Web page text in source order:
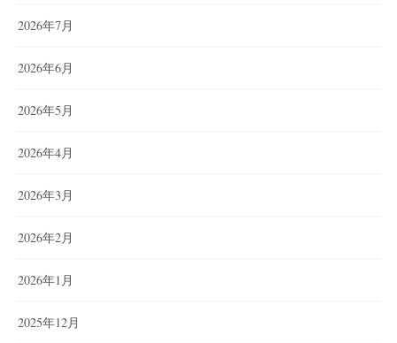
2026年7月
2026年6月
2026年5月
2026年4月
2026年3月
2026年2月
2026年1月
2025年12月